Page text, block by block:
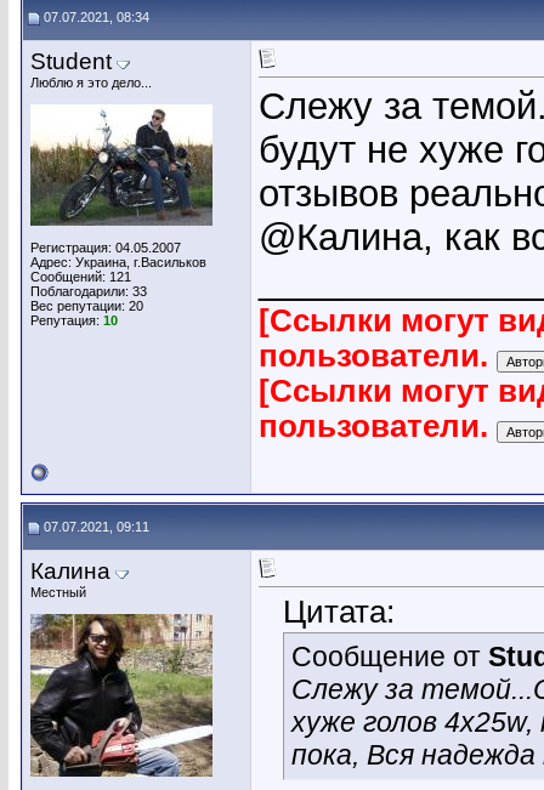
07.07.2021, 08:34
Student
Люблю я это дело...
Регистрация: 04.05.2007
Адрес: Украина, г.Васильков
Сообщений: 121
Поблагодарили: 33
Вес репутации: 20
Репутация: 10
Слежу за
будут не хуже
отзывов
@Калина, как
[Ссылки могут
пользователи.
[Ссылки могут
пользователи.
07.07.2021, 09:11
Калина
Местный
Цитата:
Сообщение от
Слежу за
хуже голов
пока, Вся надежда